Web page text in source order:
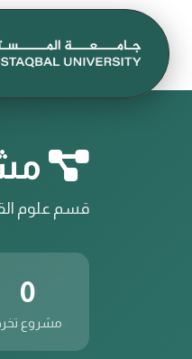
قسم علوم
0
مشروع